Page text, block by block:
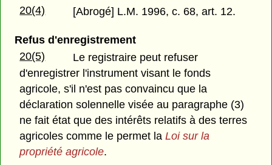
20(4)
[Abrogé] L.M. 1996, c. 68, art. 12.
Refus d'enregistrement
20(5)
Le registraire peut refuser
d'enregistrer l'instrument visant le fonds
agricole, s'il n'est pas convaincu que la
déclaration solennelle visée au paragraphe (3)
ne fait état que des intérêts relatifs à des terres
agricoles comme le permet laLoi sur la
propriété agricole.